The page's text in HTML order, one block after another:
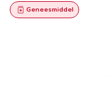
Geneesmiddel